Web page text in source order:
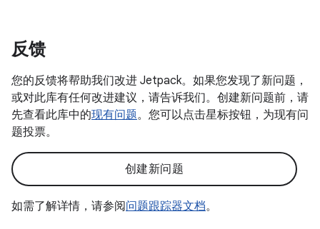
反馈
您的反馈将帮助我们改进 Jetpack。如果您发现了新问题，
或对此库有任何改进建议，请告诉我们。创建新问题前，请
先查看此库中的现有问题。您可以点击星标按钮，为现有问
题投票。
创建新问题
如需了解详情，请参阅问题跟踪器文档。